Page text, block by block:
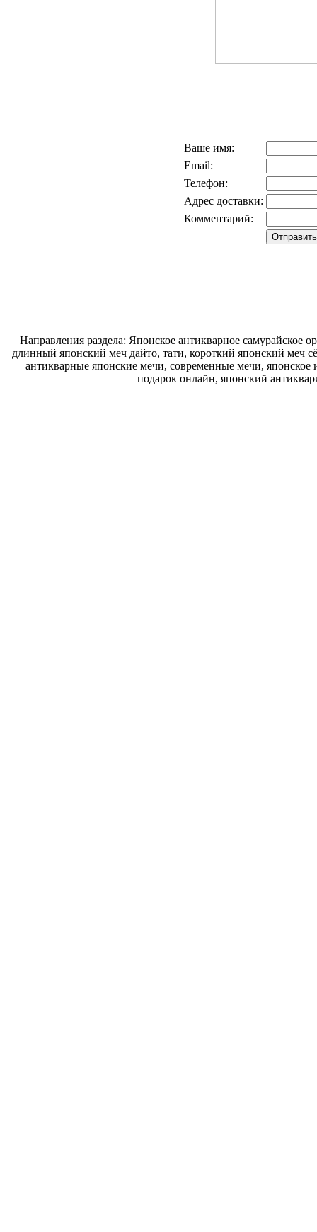
Ваше имя:
Email:
Телефон:
Адрес доставки:
Комментарий:
Направления раздела: Японское антикварное самурайское
длинный японский меч дайто, тати, короткий японский меч
антикварные японские мечи, современные мечи, японское
подарок онлайн, японский